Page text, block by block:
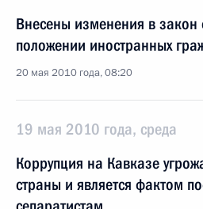
Внесены изменения в закон
положении иностранных
20 мая 2010 года, 08:20
19 мая 2010 года, среда
Коррупция на Кавказе
страны и является фактом